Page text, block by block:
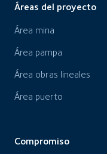
Áreas del proyecto
Área mina
Área pampa
Área obras lineales
Área puerto
Compromiso